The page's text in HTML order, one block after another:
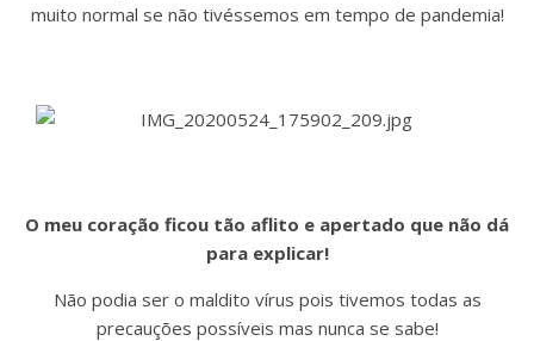
muito normal se não tivéssemos em tempo de pandemia!
O meu coração ficou tão aflito e apertado que não dá
para explicar!
Não podia ser o maldito vírus pois tivemos todas as
precauções possíveis mas nunca se sabe!